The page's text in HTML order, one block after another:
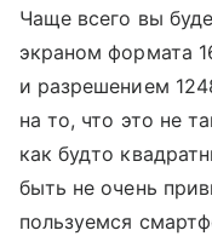
Чаще всего вы
экраном формата
и разрешением
на то, что это не
как будто
быть не очень
пользуемся